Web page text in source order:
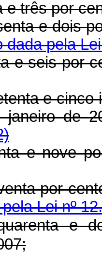
e três por
e dois
dada pela
e seis por
e cinco
janeiro de
e nove
por
Lei nº
e